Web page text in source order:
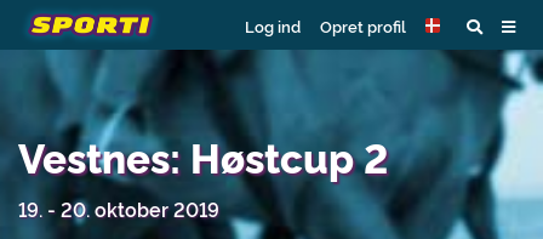
Log ind Opret profil
Vestnes: Høstcup 2
19. - 20. oktober 2019